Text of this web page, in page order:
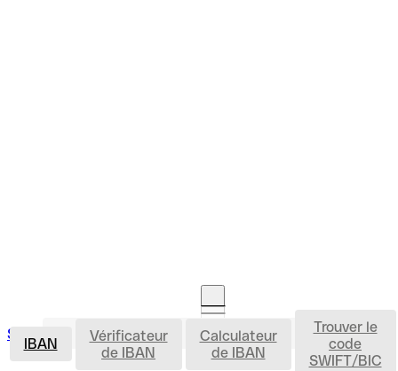
Se connecterOuvrir un compte IBAN
IBAN
Vérificateur
de IBAN
Calculateur
de IBAN
Trouver le
code
SWIFT/BIC